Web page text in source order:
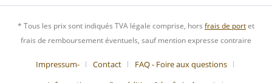
* Tous les prix sont indiqués TVA légale comprise, hors frais de portet
frais de remboursement éventuels, sauf mention expresse contraire
Impressum- Contact
FAQ - Foire aux questions